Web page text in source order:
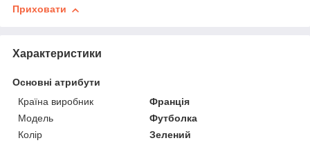
Приховати
Характеристики
Основні атрибути
Країна виробник
Франція
Модель
Футболка
Колір
Зелений